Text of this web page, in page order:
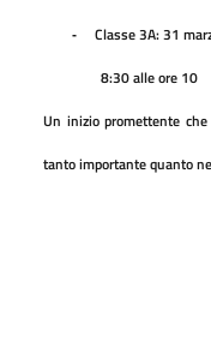
-
Classe 3A: 31
8:30 alle ore 10
Un inizio promettente
tanto importante quanto